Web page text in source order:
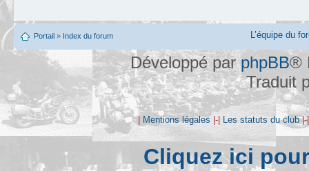
Portail » Index du forum L’équipe du
Développé parphpBB®
Traduit
| Mentions légales |-| Les statuts du club
Cliquez ici